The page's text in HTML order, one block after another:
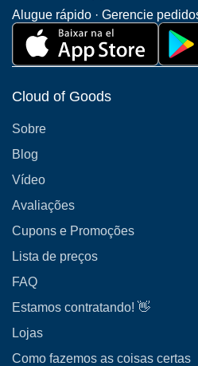
Alugue rápido · Gerencie
Cloud of Goods
Sobre
Blog
Vídeo
Avaliações
Cupons e Promoções
Lista de preços
FAQ
Estamos contratando! 👋
Lojas
Como fazemos as coisas certas